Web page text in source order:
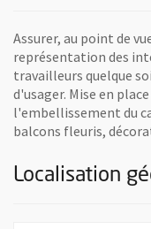
Assurer, au point de
représentation des
travailleurs quelque
d'usager. Mise en
l'embellissement du
balcons fleuris,
Localisation